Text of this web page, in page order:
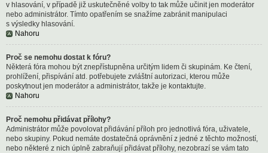
v hlasování, v případě již uskutečněné volby to tak může učinit jen moderátor
nebo administrátor. Tímto opatřením se snažíme zabránit manipulaci
s výsledky hlasování.
Nahoru
Proč se nemohu dostat k fóru?
Některá fóra mohou být znepřístupněna určitým lidem či skupinám. Ke čtení,
prohlížení, přispívání atd. potřebujete zvláštní autorizaci, kterou může
poskytnout jen moderátor a administrátor, takže je kontaktujte.
Nahoru
Proč nemohu přidávat přílohy?
Administrátor může povolovat přidávání příloh pro jednotlivá fóra, uživatele,
nebo skupiny. Pokud nemáte dostatečná oprávnění z jedné z těchto možností,
nebo některé z nich úplně zabraňují přidávat přílohy, nezobrazí se vám tato